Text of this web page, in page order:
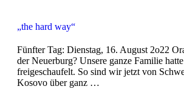
„the hard way“
Fünfter Tag: Dienstag, 16. August 2o22
der Neuerburg? Unsere ganze Familie
freigeschaufelt. So sind wir jetzt von
Kosovo über ganz …